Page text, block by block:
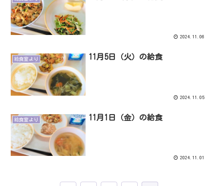
2024.11.06
給食室より 11月5日（火）の給食
2024.11.05
給食室より 11月1日（金）の給食
2024.11.01